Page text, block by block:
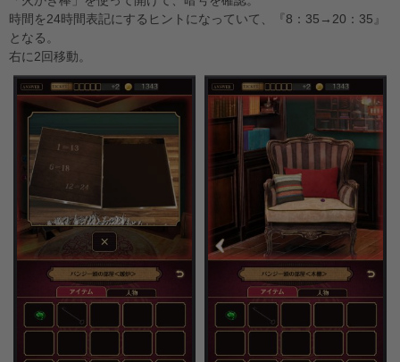
時間を24時間表記にするヒントになっていて、『8：35→20：35』
となる。
右に2回移動。